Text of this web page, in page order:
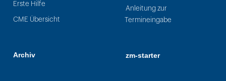
Erste Hilfe
CME Übersicht
Archiv
Anleitung zur
Termineingabe
zm-starter